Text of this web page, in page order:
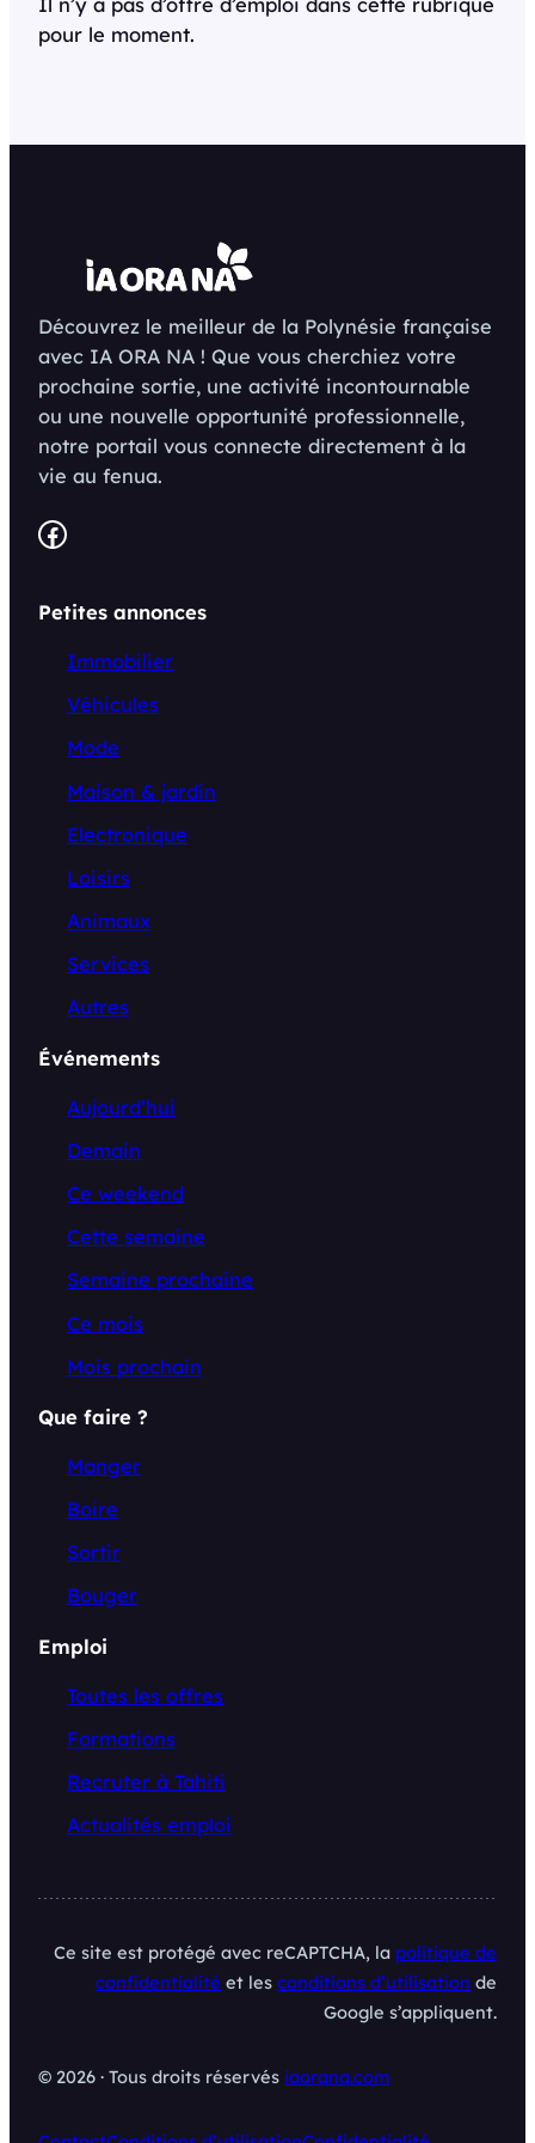
pour le moment.
Découvrez le meilleur de la Polynésie française
avec IA ORA NA ! Que vous cherchiez votre
prochaine sortie, une activité incontournable
ou une nouvelle opportunité professionnelle,
notre portail vous connecte directement à la
vie au fenua.
Facebook
Petites annonces
Immobilier
Véhicules
Mode
Maison & jardin
Electronique
Loisirs
Animaux
Services
Autres
Événements
Aujourd’hui
Demain
Ce weekend
Cette semaine
Semaine prochaine
Ce mois
Mois prochain
Que faire ?
Manger
Boire
Sortir
Bouger
Emploi
Toutes les offres
Formations
Recruter à Tahiti
Actualités emploi
Ce site est protégé avec reCAPTCHA, la politique de
confidentialité et les conditions d’utilisation de
Google s’appliquent.
© 2026 · Tous droits réservés iaorana.com